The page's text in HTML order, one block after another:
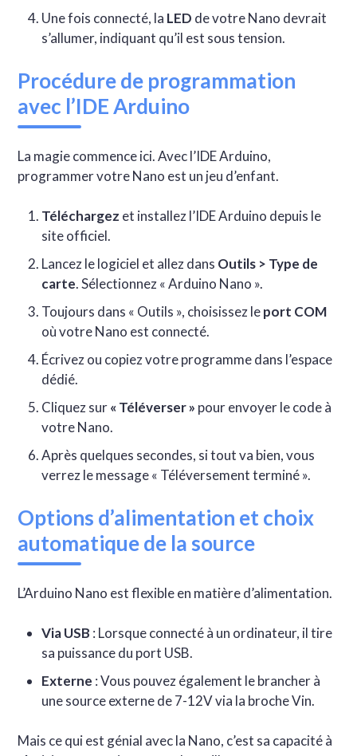
Une fois connecté, la LED de votre Nano devrait
s’allumer, indiquant qu’il est sous tension.
Procédure de programmation
avec l’IDE Arduino
La magie commence ici. Avec l’IDE Arduino,
programmer votre Nano est un jeu d’enfant.
Téléchargez et installez l’IDE Arduino depuis le
site officiel.
Lancez le logiciel et allez dans Outils > Type de
carte. Sélectionnez « Arduino Nano ».
Toujours dans « Outils », choisissez leport COM
où votre Nano est connecté.
Écrivez ou copiez votre programme dans l’espace
dédié.
Cliquez sur« Téléverser » pour envoyer le code à
votre Nano.
Après quelques secondes, si tout va bien, vous
verrez le message « Téléversement terminé ».
Options d’alimentation et choix
automatique de la source
L’Arduino Nano est flexible en matière d’alimentation.
Via USB : Lorsque connecté à un ordinateur, il tire
sa puissance du port USB.
Externe : Vous pouvez également le brancher à
une source externe de 7-12V via la broche Vin.
Mais ce qui est génial avec la Nano, c’est sa capacité à